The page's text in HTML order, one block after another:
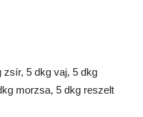
zsír, 5 dkg vaj, 5 dkg
morzsa, 5 dkg reszelt